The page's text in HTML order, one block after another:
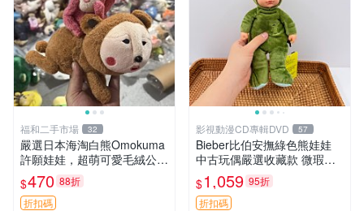
福和二手市場 32
嚴選日本海淘白熊Omokuma
許願娃娃，超萌可愛毛絨公仔
推薦收藏 白熊 Omokuma 毛
絨玩具 偽裝娃娃 玩具擺飾
$470 88折
折扣碼
影視動漫CD專輯DVD 57
Bieber比伯安撫綠色熊娃娃
中古玩偶嚴選收藏款 微瑕輕
度使用 Bieber綠熊娃娃 中古
玩偶 微瑕
$1,059 95折
折扣碼